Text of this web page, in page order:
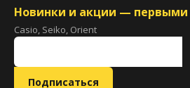
Новинки и акции — первыми
Casio, Seiko, Orient